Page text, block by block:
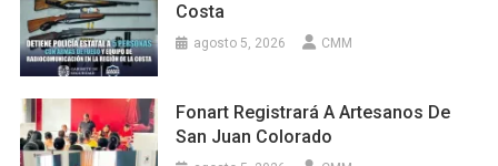
Costa
agosto 5, 2026 CMM
Fonart Registrará A Artesanos De
San Juan Colorado